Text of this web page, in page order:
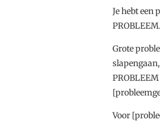
Je hebt een
PROBLEEM.
Grote
Voor